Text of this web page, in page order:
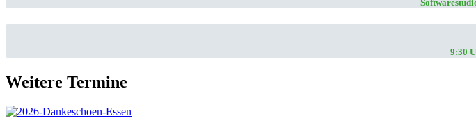
9:30
Weitere Termine